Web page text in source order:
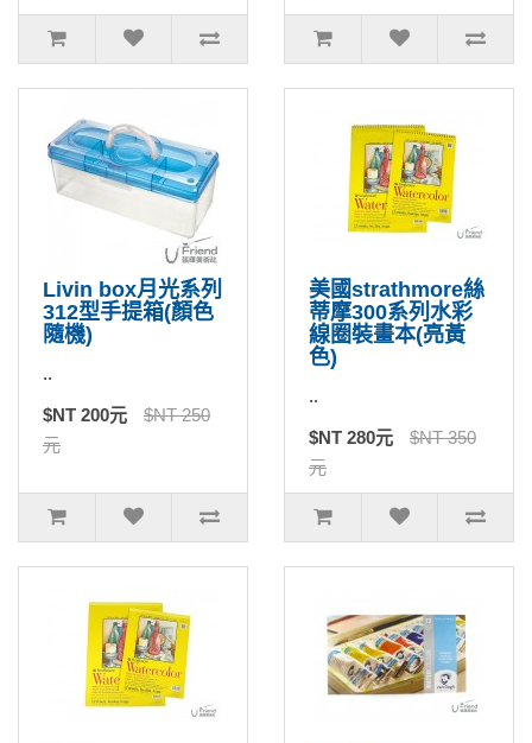
Livin box月光系列
312型手提箱(顏色
隨機)
..
$NT 200元
$NT 250
元
美國strathmore絲
蒂摩300系列水彩
線圈裝畫本(亮黃
色)
..
$NT 280元
$NT 350
元